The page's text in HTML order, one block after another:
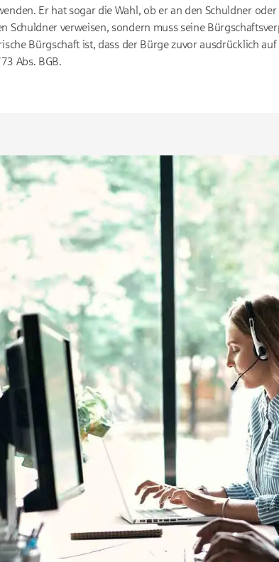
Er hat sogar die Wahl, ob er an den Schuldner
Schuldner verweisen, sondern muss seine
Bürgschaft ist, dass der Bürge zuvor ausdrücklich
Abs. BGB.